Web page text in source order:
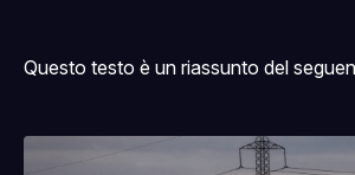
Questo testo è un riassunto del